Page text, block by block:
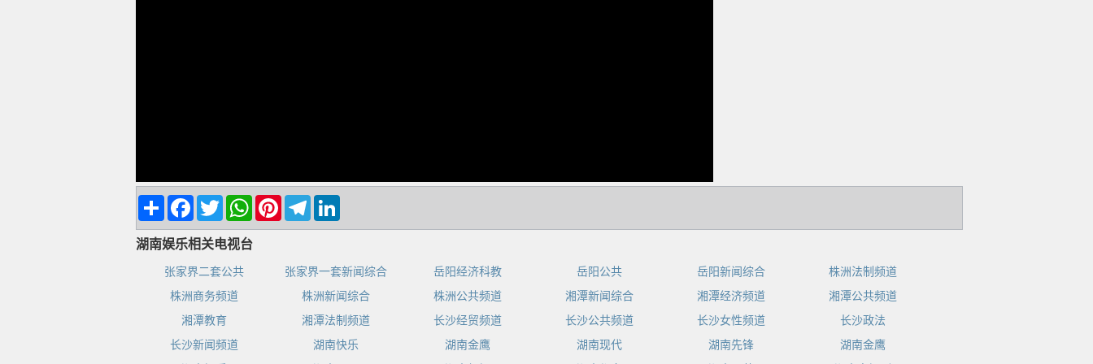
Share FacebookTwitter WhatsAppPinterest Telegram
湖南娱乐相关电视台
张家界二套公共 张家界一套新闻综合 岳阳经济科教 岳阳公共 岳阳新闻综合
株洲法制频道
株洲商务频道
株洲新闻综合 株洲公共频道 湘潭新闻综合 湘潭经济频道
湘潭公共频道
湘潭教育
湘潭法制频道 长沙经贸频道 长沙公共频道 长沙女性频道
长沙政法
长沙新闻频道
湖南快乐 湖南金鹰 湖南现代 湖南先锋
湖南金鹰